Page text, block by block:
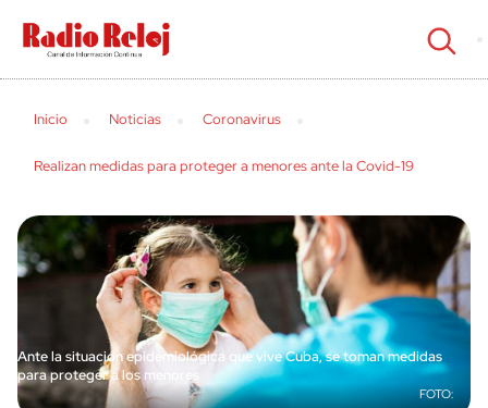
cerrar
Inicio Noticias Coronavirus
Realizan medidas para proteger a menores ante la Covid-19
Ante la situación epidemiológica que vive Cuba, se toman medidas
para proteger a los menores